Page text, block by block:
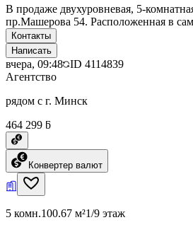
В продаже двухуровневая, 5-
пр.Машерова 54. Расположенная в
Контакты
Написать
вчера, 09:48 ID 4114839
Агентство
рядом с г. Минск
464 299 ƃ
Конвертер валют
5 комн.100.67 м²1/9 этаж